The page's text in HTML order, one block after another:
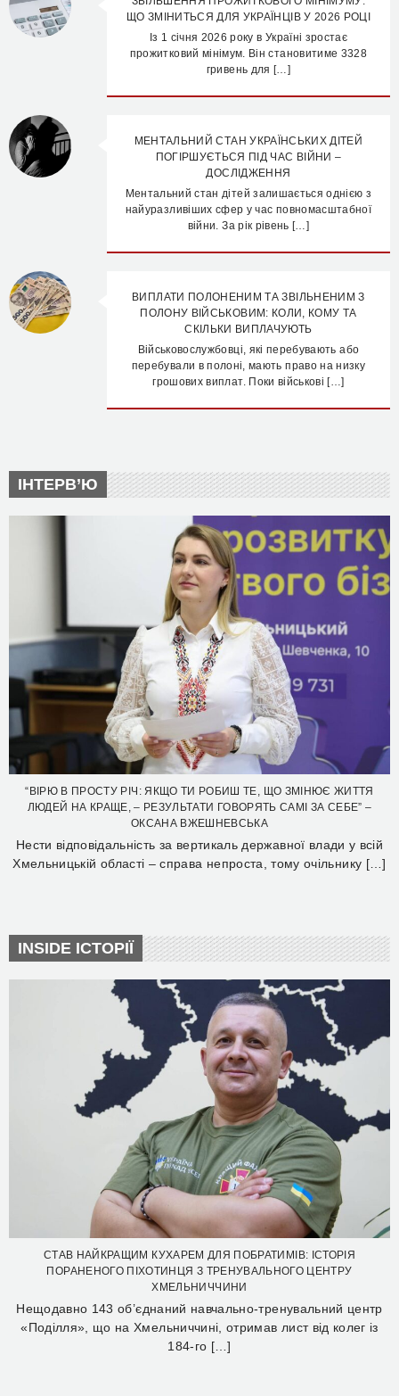
ЩО ЗМІНИТЬСЯ ДЛЯ УКРАЇНЦІВ У 2026 РОЦІ
Із 1 січня 2026 року в Україні зростає
прожитковий мінімум. Він становитиме 3328
гривень для […]
МЕНТАЛЬНИЙ СТАН УКРАЇНСЬКИХ ДІТЕЙ
ПОГІРШУЄТЬСЯ ПІД ЧАС ВІЙНИ –
ДОСЛІДЖЕННЯ
Ментальний стан дітей залишається однією з
найуразливіших сфер у час повномасштабної
війни. За рік рівень […]
ВИПЛАТИ ПОЛОНЕНИМ ТА ЗВІЛЬНЕНИМ З
ПОЛОНУ ВІЙСЬКОВИМ: КОЛИ, КОМУ ТА
СКІЛЬКИ ВИПЛАЧУЮТЬ
Військовослужбовці, які перебувають або
перебували в полоні, мають право на низку
грошових виплат. Поки військові […]
ІНТЕРВ’Ю
“ВІРЮ В ПРОСТУ РІЧ: ЯКЩО ТИ РОБИШ ТЕ, ЩО ЗМІНЮЄ ЖИТТЯ
ЛЮДЕЙ НА КРАЩЕ, – РЕЗУЛЬТАТИ ГОВОРЯТЬ САМІ ЗА СЕБЕ” –
ОКСАНА ВЖЕШНЕВСЬКА
Нести відповідальність за вертикаль державної влади у всій
Хмельницькій області – справа непроста, тому очільнику […]
INSIDE ІСТОРІЇ
СТАВ НАЙКРАЩИМ КУХАРЕМ ДЛЯ ПОБРАТИМІВ: ІСТОРІЯ
ПОРАНЕНОГО ПІХОТИНЦЯ З ТРЕНУВАЛЬНОГО ЦЕНТРУ
ХМЕЛЬНИЧЧИНИ
Нещодавно 143 об’єднаний навчально-тренувальний центр
«Поділля», що на Хмельниччині, отримав лист від колег із
184-го […]